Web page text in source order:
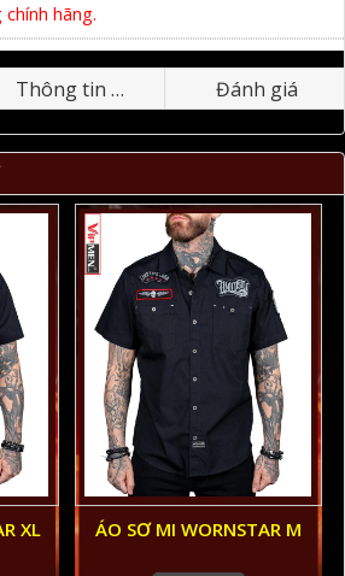
chính hãng.
Thông tin nhãn hiệu Đánh giá
XL ÁO SƠ MI WORNSTAR M